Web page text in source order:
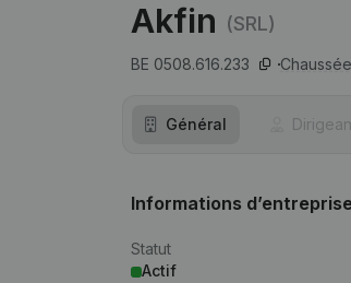
Akfin (SRL)
BE 0508.616.233
Général
Informations
Statut
Actif